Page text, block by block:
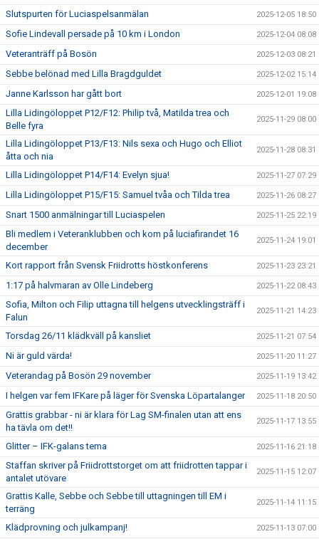
Slutspurten för Luciaspelsanmälan 2025-12-05 18:50
Sofie Lindevall persade på 10 km i London 2025-12-04 08:08
Veteranträff på Bosön 2025-12-03 08:21
Sebbe belönad med Lilla Bragdguldet 2025-12-02 15:14
Janne Karlsson har gått bort 2025-12-01 19:08
Lilla Lidingöloppet P12/F12: Philip två, Matilda trea och
Belle fyra
2025-11-29 08:00
Lilla Lidingöloppet P13/F13: Nils sexa och Hugo och Elliot
åtta och nia
2025-11-28 08:31
Lilla Lidingöloppet P14/F14: Evelyn sjua! 2025-11-27 07:29
Lilla Lidingöloppet P15/F15: Samuel tvåa och Tilda trea 2025-11-26 08:27
Snart 1500 anmälningar till Luciaspelen 2025-11-25 22:19
Bli medlem i Veteranklubben och kom på luciafirandet 16
december
2025-11-24 19:01
Kort rapport från Svensk Friidrotts höstkonferens 2025-11-23 23:21
1:17 på halvmaran av Olle Lindeberg 2025-11-22 08:43
Sofia, Milton och Filip uttagna till helgens utvecklingsträff i
Falun
2025-11-21 14:23
Torsdag 26/11 klädkväll på kansliet 2025-11-21 07:54
Ni är guld värda! 2025-11-20 11:27
Veterandag på Bosön 29 november 2025-11-19 13:42
I helgen var fem IFKare på läger för Svenska Löpartalanger 2025-11-18 20:50
Grattis grabbar - ni är klara för Lag SM-finalen utan att ens
ha tävla om det!!
2025-11-17 13:55
Glitter – IFK-galans tema 2025-11-16 21:18
Staffan skriver på Friidrottstorget om att friidrotten tappar i
antalet utövare
2025-11-15 12:07
Grattis Kalle, Sebbe och Sebbe till uttagningen till EM i
terräng
2025-11-14 11:15
Klädprovning och julkampanj! 2025-11-13 07:00